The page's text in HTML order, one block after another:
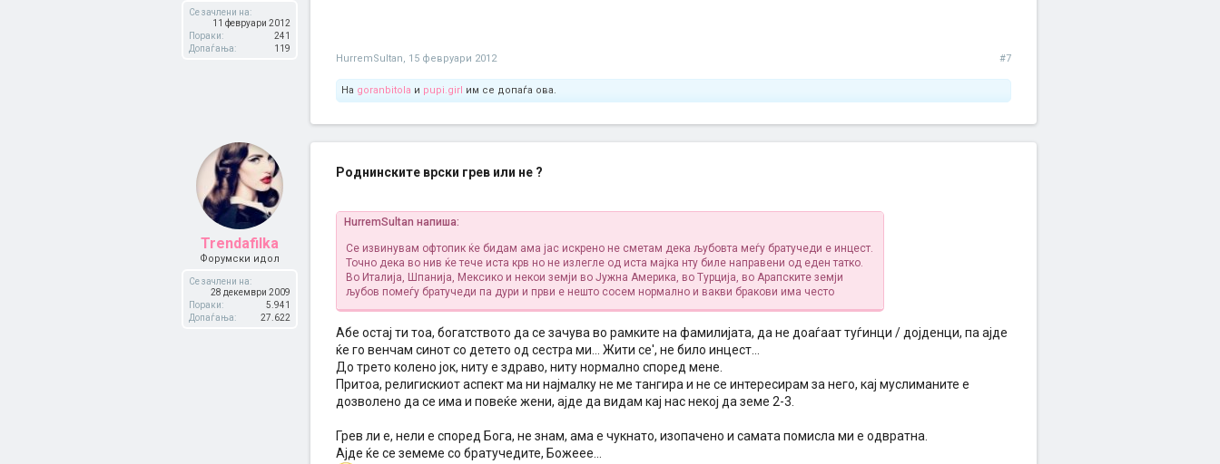
Се зачлени на:
11 февруари 2012
Пораки:
241
Допаѓања:
119
HurremSultan, 15 февруари 2012 #7
На goranbitola и pupi.girl им се допаѓа ова.
Trendafilka
Форумски идол
Се зачлени на:
28 декември 2009
Пораки:
5.941
Допаѓања:
27.622
Роднинските врски грев или не ?
HurremSultan напиша:
Се извинувам офтопик ќе бидам ама јас искрено не сметам дека љубовта меѓу братучеди е инцест.
Точно дека во нив ќе тече иста крв но не излегле од иста мајка нту биле направени од еден татко.
Во Италија, Шпанија, Мексико и некои земји во Јужна Америка, во Турција, во Арапските земји
љубов помеѓу братучеди па дури и први е нешто сосем нормално и вакви бракови има често
Абе остај ти тоа, богатството да се зачува во рамките на фамилијата, да не доаѓаат туѓинци / дојденци, па ајде
ќе го венчам синот со детето од сестра ми... Жити се', не било инцест...
До трето колено јок, ниту е здраво, ниту нормално според мене.
Притоа, религискиот аспект ма ни најмалку не ме тангира и не се интересирам за него, кај муслиманите е
дозволено да се има и повеќе жени, ајде да видам кај нас некој да земе 2-3.
Грев ли е, нели е според Бога, не знам, ама е чукнато, изопачено и самата помисла ми е одвратна.
Ајде ќе се земеме со братучедите, Божеее...